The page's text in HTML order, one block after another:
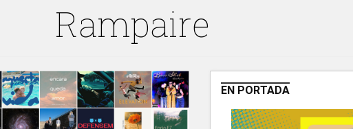
Rampaire
EN PORTADA